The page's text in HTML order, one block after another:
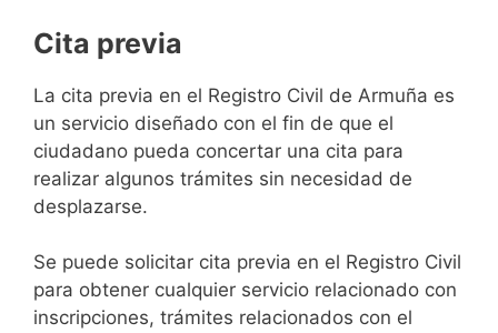
Cita previa
​​​​​​​​​​​​​​​​​​​​​​​​​​​​La cita previa en el Registro Civil de Armuña es
un servicio diseñado con el fin de que el
ciudadano pueda concertar una cita para
realizar algunos trámites sin necesidad de
desplazarse.​
Se puede solicitar cita previa en el Registro Civil
para obtener cualquier servicio relacionado con
inscripciones, trámites relacionados con el